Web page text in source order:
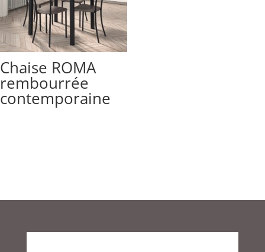
Chaise ROMA
rembourrée
contemporaine